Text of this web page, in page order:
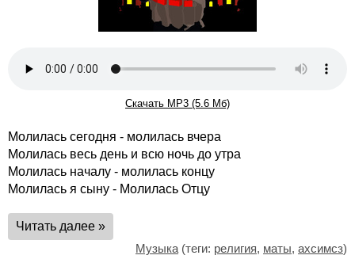
Скачать MP3 (5.6 Мб)
Молилась сегодня - молилась вчера
Молилась весь день и всю ночь до утра
Молилась началу - молилась концу
Молилась я сыну - Молилась Отцу
Читать далее »
Музыка (теги: религия, маты, ахсимсз)